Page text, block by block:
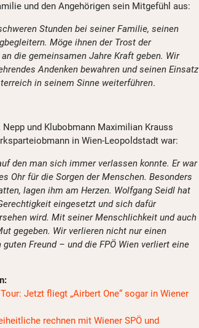
und den Angehörigen sein Mitgefühl aus:
Stunden bei seiner Familie, seinen
Möge ihnen der Trost der
die gemeinsamen Jahre Kraft geben. Wir
Andenken bewahren und seinen Einsatz
in seinem Sinne weiterführen.
und Klubobmann Maximilian Krauss
in Wien-Leopoldstadt war:
den man sich immer verlassen konnte. Er war
Ohr für die Sorgen der Menschen. Besonders
lagen ihm am Herzen. Wolfgang Seidl hat
eingesetzt und sich dafür
wird. Mit seiner Menschlichkeit und auch
gegeben. Wir verlieren nicht nur einen
Freund – und die FPÖ Wien verliert eine
Jetzt fliegt „Airbert One“ sogar in Wiener
rechnen mit Wiener SPÖ und